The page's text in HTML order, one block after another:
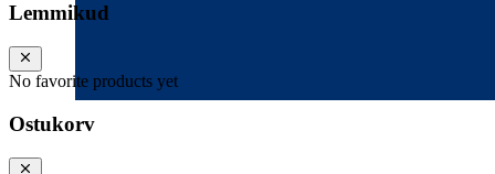
Lemmikud
No favorite products yet
Ostukorv